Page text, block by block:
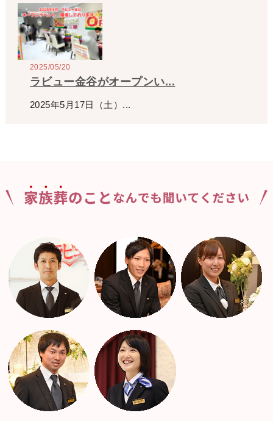
2025/05/20
ラビュー金谷がオープンい...
2025年5月17日（土）...